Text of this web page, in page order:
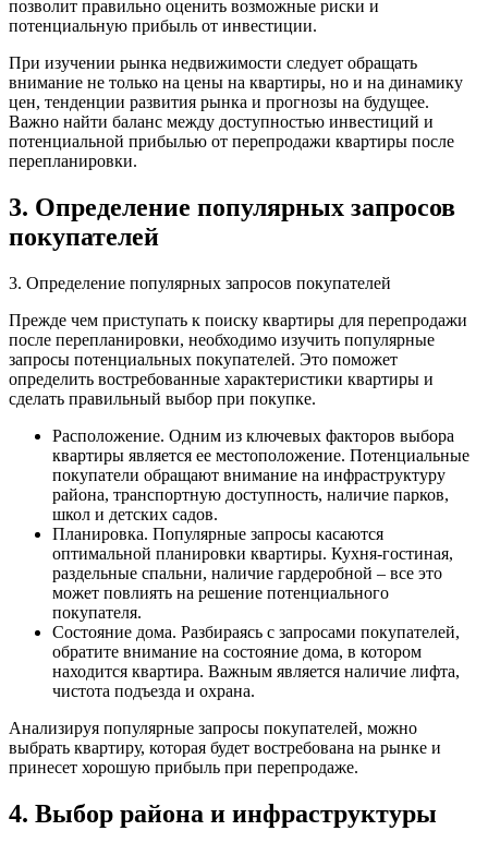
позволит правильно оценить возможные риски и
потенциальную прибыль от инвестиции.
При изучении рынка недвижимости следует обращать
внимание не только на цены на квартиры, но и на динамику
цен, тенденции развития рынка и прогнозы на будущее.
Важно найти баланс между доступностью инвестиций и
потенциальной прибылью от перепродажи квартиры после
перепланировки.
3. Определение популярных запросов
покупателей
3. Определение популярных запросов покупателей
Прежде чем приступать к поиску квартиры для перепродажи
после перепланировки, необходимо изучить популярные
запросы потенциальных покупателей. Это поможет
определить востребованные характеристики квартиры и
сделать правильный выбор при покупке.
Расположение. Одним из ключевых факторов выбора
квартиры является ее местоположение. Потенциальные
покупатели обращают внимание на инфраструктуру
района, транспортную доступность, наличие парков,
школ и детских садов.
Планировка. Популярные запросы касаются
оптимальной планировки квартиры. Кухня-гостиная,
раздельные спальни, наличие гардеробной – все это
может повлиять на решение потенциального
покупателя.
Состояние дома. Разбираясь с запросами покупателей,
обратите внимание на состояние дома, в котором
находится квартира. Важным является наличие лифта,
чистота подъезда и охрана.
Анализируя популярные запросы покупателей, можно
выбрать квартиру, которая будет востребована на рынке и
принесет хорошую прибыль при перепродаже.
4. Выбор района и инфраструктуры